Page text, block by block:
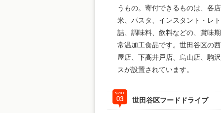
うもの。寄付できるものは、各
米、パスタ、インスタント・レ
詰、調味料、飲料などの、賞味
常温加工食品です。世田谷区の
屋店、下高井戸店、烏山店、駒
スが設置されています。
世田谷区フードドライブ